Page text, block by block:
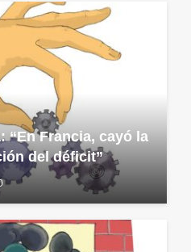
“En Francia, cayó la
del déficit”